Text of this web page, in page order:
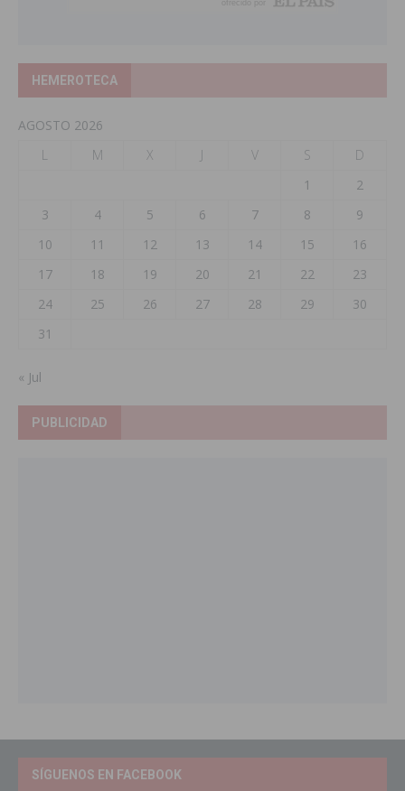
HEMEROTECA
AGOSTO 2026
L
M X J V S
D
1
2
3
4 5 6 7 8
9
10
11 12 13 14 15
16
17
18 19 20 21 22
23
24
25 26 27 28 29
30
31
« Jul
PUBLICIDAD
SÍGUENOS EN FACEBOOK